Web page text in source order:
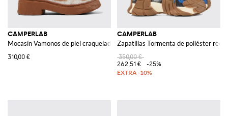
CAMPERLAB
Mocasín Vamonos de piel craquelada
310,00 €
CAMPERLAB
Zapatillas Tormenta de poliéster
350,00 €
262,51 €
-25%